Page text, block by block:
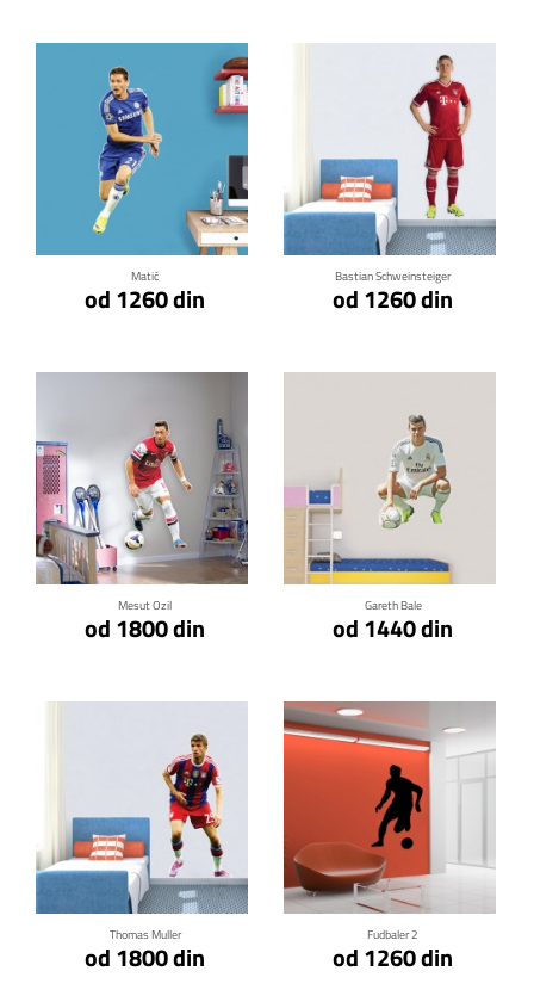
Matić
od 1260 din
Klikni za detalje
Bastian Schweinsteiger
od 1260 din
Klikni za detalje
Mesut Ozil
od 1800 din
Klikni za detalje
Gareth Bale
od 1440 din
Klikni za detalje
Thomas Muller
od 1800 din
Klikni za detalje
Fudbaler 2
od 1260 din
Klikni za detalje